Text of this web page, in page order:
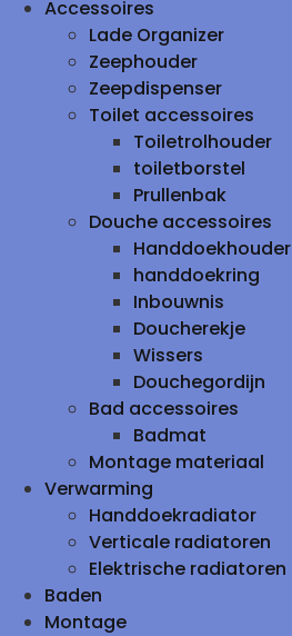
Accessoires
Lade Organizer
Zeephouder
Zeepdispenser
Toilet accessoires
Toiletrolhouder
toiletborstel
Prullenbak
Douche accessoires
Handdoekhouder
handdoekring
Inbouwnis
Doucherekje
Wissers
Douchegordijn
Bad accessoires
Badmat
Montage materiaal
Verwarming
Handdoekradiator
Verticale radiatoren
Elektrische radiatoren
Baden
Montage